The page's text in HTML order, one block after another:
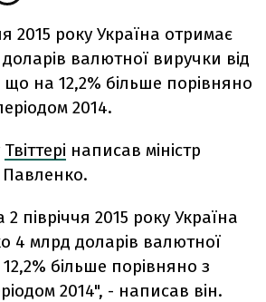
2015 року Україна отримає
валютної виручки від
на 12,2% більше порівняно
2014.
Твіттері написав міністр
Павленко.
півріччя 2015 року Україна
4 млрд доларів валютної
більше порівняно з
2014", - написав він.